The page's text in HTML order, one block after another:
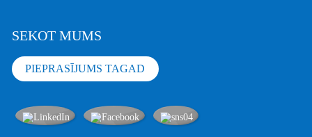
SEKOT MUMS
PIEPRASĪJUMS TAGAD